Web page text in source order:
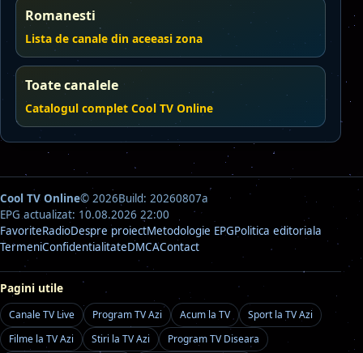
Romanesti
Lista de canale din aceeasi zona
Toate canalele
Catalogul complet Cool TV Online
Cool TV Online© 2026Build: 20260807a
EPG actualizat: 10.08.2026 22:00
FavoriteRadioDespre proiectMetodologie EPGPolitica editoriala
TermeniConfidentialitateDMCAContact
Pagini utile
Canale TV Live Program TV Azi Acum la TV
Sport la TV Azi
Filme la TV Azi
Stiri la TV Azi Program TV Diseara